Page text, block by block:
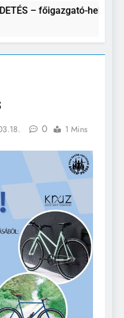
– főigazgató-helyettes
0 1 Mins